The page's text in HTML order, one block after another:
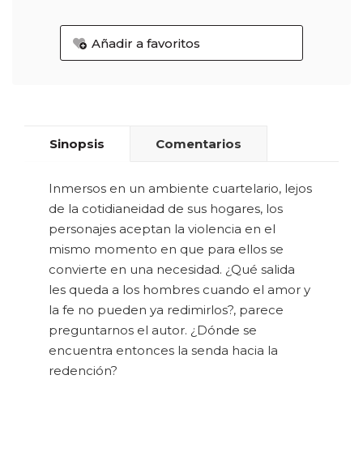
Añadir a favoritos
Sinopsis Comentarios
Inmersos en un ambiente cuartelario, lejos
de la cotidianeidad de sus hogares, los
personajes aceptan la violencia en el
mismo momento en que para ellos se
convierte en una necesidad. ¿Qué salida
les queda a los hombres cuando el amor y
la fe no pueden ya redimirlos?, parece
preguntarnos el autor. ¿Dónde se
encuentra entonces la senda hacia la
redención?